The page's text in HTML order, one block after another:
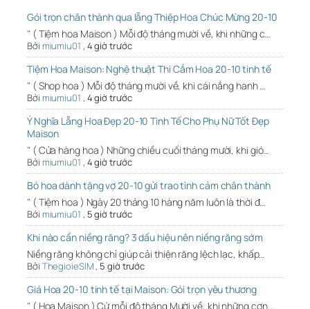
Gói trọn chân thành qua lẵng Thiệp Hoa Chúc Mừng 20-10
" ( Tiệm hoa Maison ) Mỗi độ tháng mười về, khi những c…
Bởi miumiu01 , 4 giờ trước
Tiệm Hoa Maison: Nghệ thuật Thi Cắm Hoa 20-10 tinh tế
" ( Shop hoa ) Mỗi độ tháng mười về, khi cái nắng hanh …
Bởi miumiu01 , 4 giờ trước
Ý Nghĩa Lẵng Hoa Đẹp 20-10 Tinh Tế Cho Phụ Nữ Tốt Đẹp
Maison
" ( Cửa hàng hoa ) Những chiều cuối tháng mười, khi gió…
Bởi miumiu01 , 4 giờ trước
Bó hoa dành tặng vợ 20-10 gửi trao tình cảm chân thành
" ( Tiệm hoa ) Ngày 20 tháng 10 hàng năm luôn là thời đ…
Bởi miumiu01 , 5 giờ trước
Khi nào cần niềng răng? 3 dấu hiệu nên niềng răng sớm
Niềng răng không chỉ giúp cải thiện răng lệch lạc, khấp…
Bởi ThegioieSIM, 5 giờ trước
Giá Hoa 20-10 tinh tế tại Maison: Gói trọn yêu thương
" ( Hoa Maison ) Cứ mỗi độ tháng Mười về, khi những cơn…